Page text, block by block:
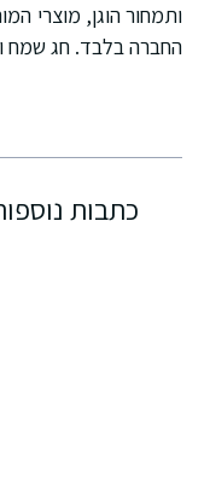
ותמחור הוגן, מוצרי
החברה בלבד. חג שמח
כתבות